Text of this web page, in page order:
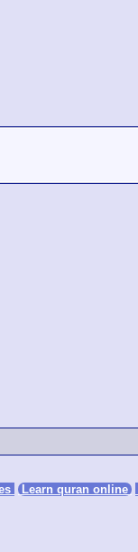
Learn quran online